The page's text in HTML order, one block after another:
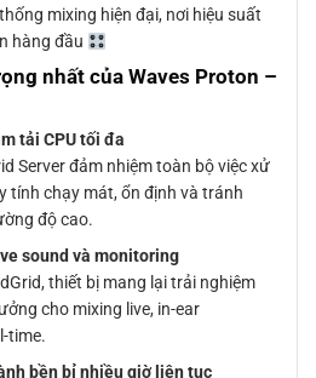
mixing hiện đại, nơi hiệu suất
hàng đầu
nhất của Waves Proton –
tải CPU tối đa
Server đảm nhiệm toàn bộ việc xử
tính chạy mát, ổn định và tránh
độ cao.
sound và monitoring
thiết bị mang lại trải nghiệm
cho mixing live, in-ear
time.
bền bỉ nhiều giờ liên tục